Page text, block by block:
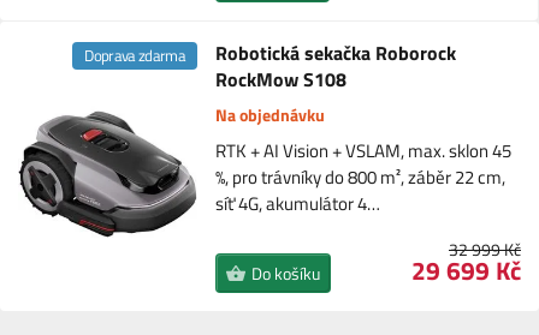
Robotická sekačka Roborock
RockMow S108
Doprava zdarma
Na objednávku
RTK + AI Vision + VSLAM, max. sklon 45
%, pro trávníky do 800 m², záběr 22 cm,
síť 4G, akumulátor 4…
32 999 Kč
29 699 Kč
Do košíku